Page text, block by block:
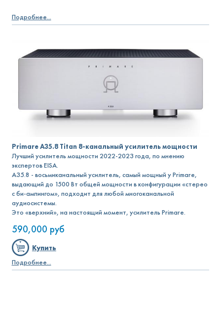
Подробнее...
Primare A35.8 Titan 8-канальный усилитель мощности
Лучший усилитель мощности 2022-2023 года, по мнению
экспертов EISA.
A35.8 - восьмиканальный усилитель, самый мощный у Primare,
выдающий до 1500 Вт общей мощности в конфигурации «стерео
с би-ампингом», подходит для любой многоканальной
аудиосистемы.
Это «верхний», на настоящий момент, усилитель Primare.
590,000 руб
Купить
Подробнее...